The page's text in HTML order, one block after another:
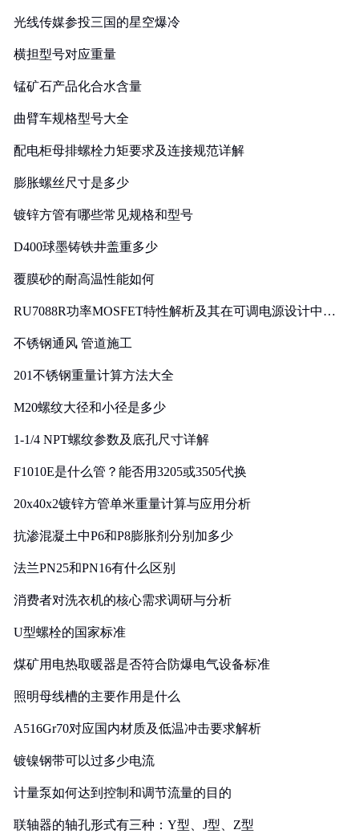
光线传媒参投三国的星空爆冷
横担型号对应重量
锰矿石产品化合水含量
曲臂车规格型号大全
配电柜母排螺栓力矩要求及连接规范详解
膨胀螺丝尺寸是多少
镀锌方管有哪些常见规格和型号
D400球墨铸铁井盖重多少
覆膜砂的耐高温性能如何
RU7088R功率MOSFET特性解析及其在可调电源设计中的
不锈钢通风 管道施工
201不锈钢重量计算方法大全
M20螺纹大径和小径是多少
1-1/4 NPT螺纹参数及底孔尺寸详解
F1010E是什么管？能否用3205或3505代换
20x40x2镀锌方管单米重量计算与应用分析
抗渗混凝土中P6和P8膨胀剂分别加多少
法兰PN25和PN16有什么区别
消费者对洗衣机的核心需求调研与分析
U型螺栓的国家标准
煤矿用电热取暖器是否符合防爆电气设备标准
照明母线槽的主要作用是什么
A516Gr70对应国内材质及低温冲击要求解析
镀镍钢带可以过多少电流
计量泵如何达到控制和调节流量的目的
联轴器的轴孔形式有三种：Y型、J型、Z型